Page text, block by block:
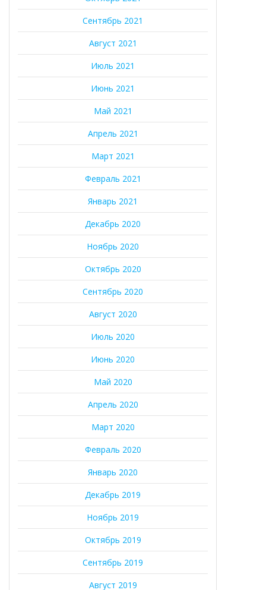
Сентябрь 2021
Август 2021
Июль 2021
Июнь 2021
Май 2021
Апрель 2021
Март 2021
Февраль 2021
Январь 2021
Декабрь 2020
Ноябрь 2020
Октябрь 2020
Сентябрь 2020
Август 2020
Июль 2020
Июнь 2020
Май 2020
Апрель 2020
Март 2020
Февраль 2020
Январь 2020
Декабрь 2019
Ноябрь 2019
Октябрь 2019
Сентябрь 2019
Август 2019